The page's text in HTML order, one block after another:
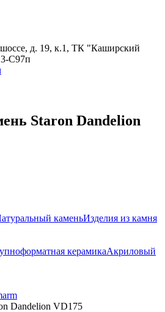
д. 19, к.1, ТК "Каширский
С97п
Staron Dandelion
каменьИзделия из камня
керамикаАкриловый
Dandelion VD175